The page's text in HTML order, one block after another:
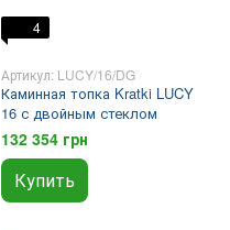
4
Артикул: LUCY/16/DG
Каминная топка Kratki LUCY
16 с двойным стеклом
132 354 грн
Купить